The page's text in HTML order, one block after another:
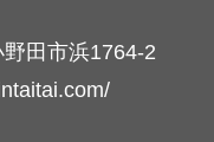
田市浜1764-2